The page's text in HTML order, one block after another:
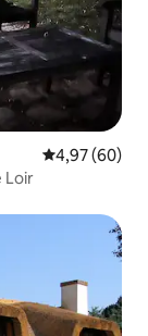
4,97 de uma
4,97 (60)
Loir